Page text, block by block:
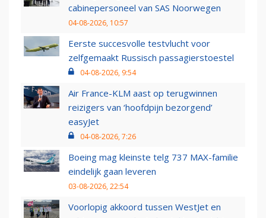
cabinepersoneel van SAS Noorwegen
04-08-2026, 10:57
Eerste succesvolle testvlucht voor
zelfgemaakt Russisch passagierstoestel
04-08-2026, 9:54
Air France-KLM aast op terugwinnen
reizigers van ‘hoofdpijn bezorgend’
easyJet
04-08-2026, 7:26
Boeing mag kleinste telg 737 MAX-familie
eindelijk gaan leveren
03-08-2026, 22:54
Voorlopig akkoord tussen WestJet en